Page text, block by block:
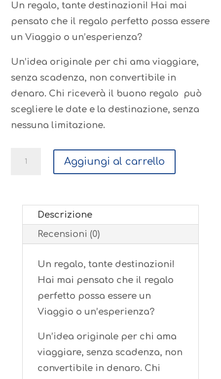
Un regalo, tante destinazioni! Hai mai
pensato che il regalo perfetto possa essere
un Viaggio o un’esperienza?
Un’idea originale per chi ama viaggiare,
senza scadenza, non convertibile in
denaro. Chi riceverà il buono regalo può
scegliere le date e la destinazione, senza
nessuna limitazione.
399,00
quantità
Aggiungi al carrello
Descrizione
Recensioni (0)
Un regalo, tante destinazioni!
Hai mai pensato che il regalo
perfetto possa essere un
Viaggio o un’esperienza?
Un’idea originale per chi ama
viaggiare, senza scadenza, non
convertibile in denaro. Chi